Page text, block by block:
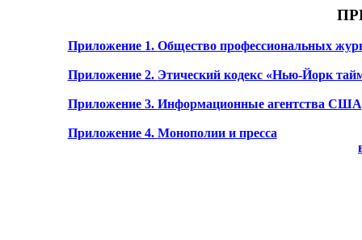
Приложение 1. Общество профессиональных
Приложение 2. Этический кодекс «Нью-Йорк
Приложение 3. Информационные агентства США
Приложение 4. Монополии и пресса